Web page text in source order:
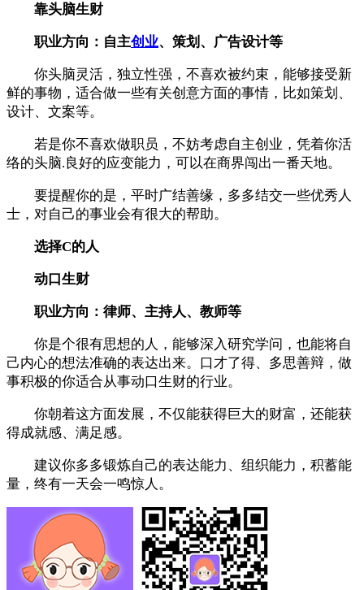
靠头脑生财
职业方向：自主创业、策划、广告设计等
你头脑灵活，独立性强，不喜欢被约束，能够接受新
鲜的事物，适合做一些有关创意方面的事情，比如策划、
设计、文案等。
若是你不喜欢做职员，不妨考虑自主创业，凭着你活
络的头脑.良好的应变能力，可以在商界闯出一番天地。
要提醒你的是，平时广结善缘，多多结交一些优秀人
士，对自己的事业会有很大的帮助。
选择C的人
动口生财
职业方向：律师、主持人、教师等
你是个很有思想的人，能够深入研究学问，也能将自
己内心的想法准确的表达出来。口才了得、多思善辩，做
事积极的你适合从事动口生财的行业。
你朝着这方面发展，不仅能获得巨大的财富，还能获
得成就感、满足感。
建议你多多锻炼自己的表达能力、组织能力，积蓄能
量，终有一天会一鸣惊人。